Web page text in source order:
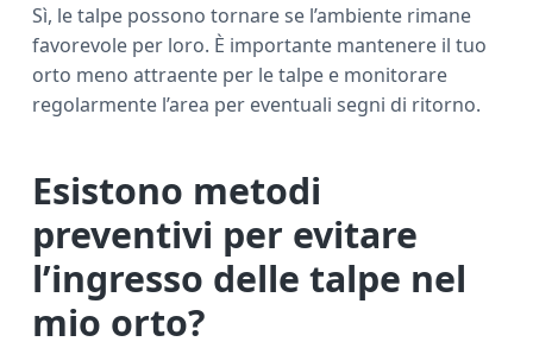
Sì, le talpe possono tornare se l’ambiente rimane
favorevole per loro. È importante mantenere il tuo
orto meno attraente per le talpe e monitorare
regolarmente l’area per eventuali segni di ritorno.
Esistono metodi
preventivi per evitare
l’ingresso delle talpe nel
mio orto?